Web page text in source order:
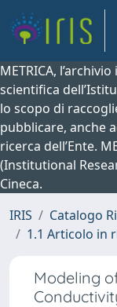
METRICA,
scientifica
lo scopo di
pubblicare, anche
ricerca dell’Ente.
(Institutional
Cineca.
IRIS
Catalogo
1.1 Articolo in
Modeling